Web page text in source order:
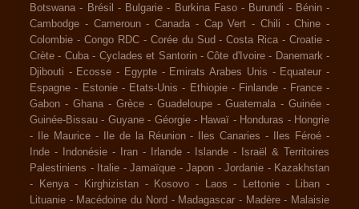
Botswana - Brésil - Bulgarie - Burkina Faso - Burundi - Bénin -
Cambodge - Cameroun - Canada - Cap Vert - Chili -Chine -
Colombie - Congo RDC - Corée du Sud -Costa Rica -Croatie -
Crète - Cuba - Cyclades et Santorin -Côte d'Ivoire - Danemark -
Djibouti - Ecosse - Egypte - Emirats Arabes Unis - Equateur -
Espagne - Estonie - Etats-Unis - Ethiopie - Finlande - France -
Gabon - Ghana - Grèce - Guadeloupe - Guatemala - Guinée -
Guinée-Bissau - Guyane - Géorgie - Hawaï - Honduras - Hongrie
-
Ile Maurice - Ile de la Réunion - Iles Canaries - Iles Féroé -
Inde - Indonésie - Iran - Irlande - Islande -
Israël & Territoires
Palestiniens - Italie - Jamaïque - Japon - Jordanie - Kazakhstan
-
Kenya - Kirghizistan - Kosovo - Laos - Lettonie - Liban -
Lituanie - Macédoine du Nord - Madagascar - Madère - Malaisie